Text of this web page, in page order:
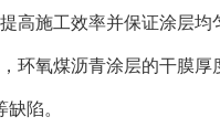
高施工效率并保证涂层
环氧煤沥青涂层的干膜
陷。